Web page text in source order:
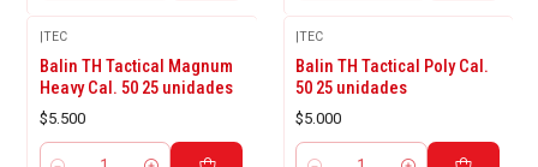
TEC
Balin TH Tactical Magnum
Heavy Cal. 50 25 unidades
$5.500
TEC
Balin TH Tactical Poly Cal.
50 25 unidades
$5.000